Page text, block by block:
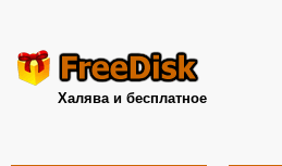
Халява и бесплатное